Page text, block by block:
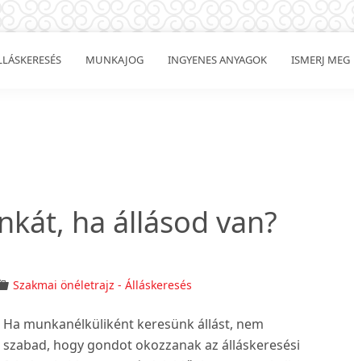
MUNKAJOG INGYENES ANYAGOK ISMERJ MEG
ha állásod van?
Szakmai önéletrajz - Álláskeresés
Ha munkanélküliként keresünk állást, nem
szabad, hogy gondot okozzanak az álláskeresési